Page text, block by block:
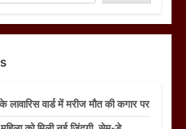
वार्ड में मरीज मौत की कगार पर